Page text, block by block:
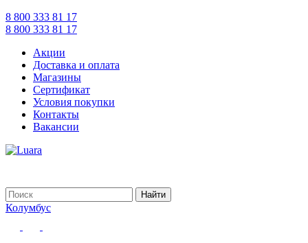
8 800 333 81 17
8 800 333 81 17
Акции
Доставка и оплата
Магазины
Сертификат
Условия покупки
Контакты
Вакансии
Колумбус